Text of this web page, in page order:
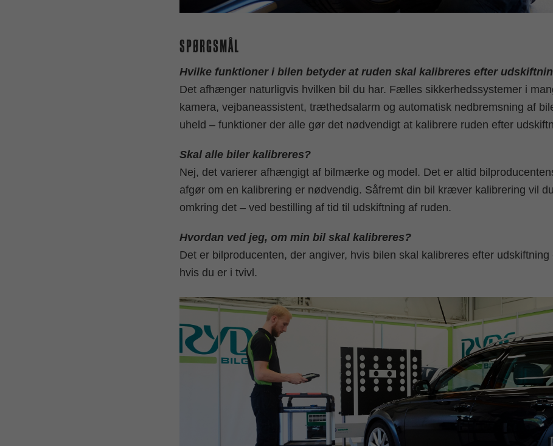
SPØRGSMÅL
Hvilke funktioner i bilen betyder at ruden skal kalibreres efter
Det afhænger naturligvis hvilken bil du har. Fælles sikkerhedssystemer i
kamera, vejbaneassistent, træthedsalarm og automatisk nedbremsning af
uheld – funktioner der alle gør det nødvendigt at kalibrere ruden efter
Skal alle biler kalibreres?
Nej, det varierer afhængigt af bilmærke og model. Det er altid
afgør om en kalibrering er nødvendig. Såfremt din bil kræver kalibrering vil
omkring det – ved bestilling af tid til udskiftning af ruden.
Hvordan ved jeg, om min bil skal kalibreres?
Det er bilproducenten, der angiver, hvis bilen skal kalibreres efter
hvis du er i tvivl.